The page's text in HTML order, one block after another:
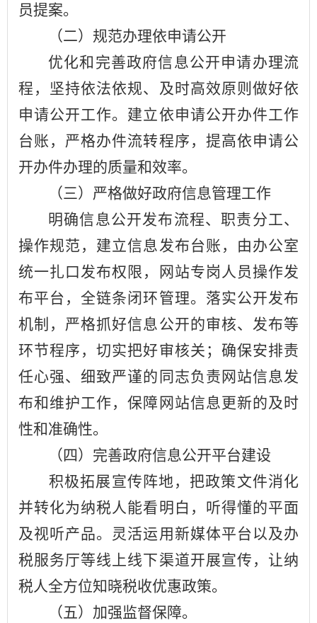
员提案。
（二）规范办理依申请公开
优化和完善政府信息公开申请办理流
程，坚持依法依规、及时高效原则做好依
申请公开工作。建立依申请公开办件工作
台账，严格办件流转程序，提高依申请公
开办件办理的质量和效率。
（三）严格做好政府信息管理工作
明确信息公开发布流程、职责分工、
操作规范，建立信息发布台账，由办公室
统一扎口发布权限，网站专岗人员操作发
布平台，全链条闭环管理。落实公开发布
机制，严格抓好信息公开的审核、发布等
环节程序，切实把好审核关；确保安排责
任心强、细致严谨的同志负责网站信息发
布和维护工作，保障网站信息更新的及时
性和准确性。
（四）完善政府信息公开平台建设
积极拓展宣传阵地，把政策文件消化
并转化为纳税人能看明白，听得懂的平面
及视听产品。灵活运用新媒体平台以及办
税服务厅等线上线下渠道开展宣传，让纳
税人全方位知晓税收优惠政策。
（五）加强监督保障。